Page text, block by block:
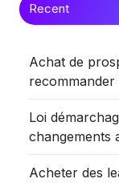
Recent
Achat de
recommander
Loi
changements
Acheter des